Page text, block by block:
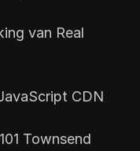
van Real
CDN
Townsend